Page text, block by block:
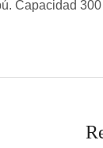
Capacidad 300